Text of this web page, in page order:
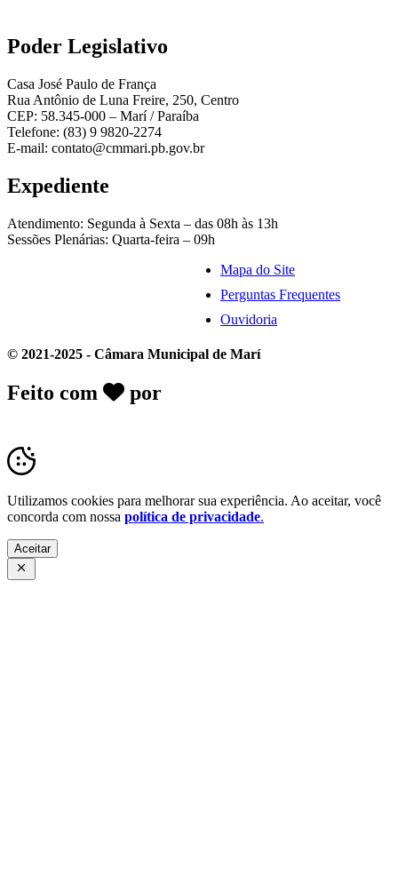
Poder Legislativo
Casa José Paulo de França
Rua Antônio de Luna Freire, 250, Centro
CEP: 58.345-000 – Marí / Paraíba
Telefone: (83) 9 9820-2274
E-mail: contato@cmmari.pb.gov.br
Expediente
Atendimento: Segunda à Sexta – das 08h às 13h
Sessões Plenárias: Quarta-feira – 09h
Mapa do Site
Perguntas Frequentes
Ouvidoria
© 2021-2025 - Câmara Municipal de Marí
Feito com por
Utilizamos cookies para melhorar sua experiência. Ao aceitar, você
concorda com nossa política de privacidade.
Aceitar